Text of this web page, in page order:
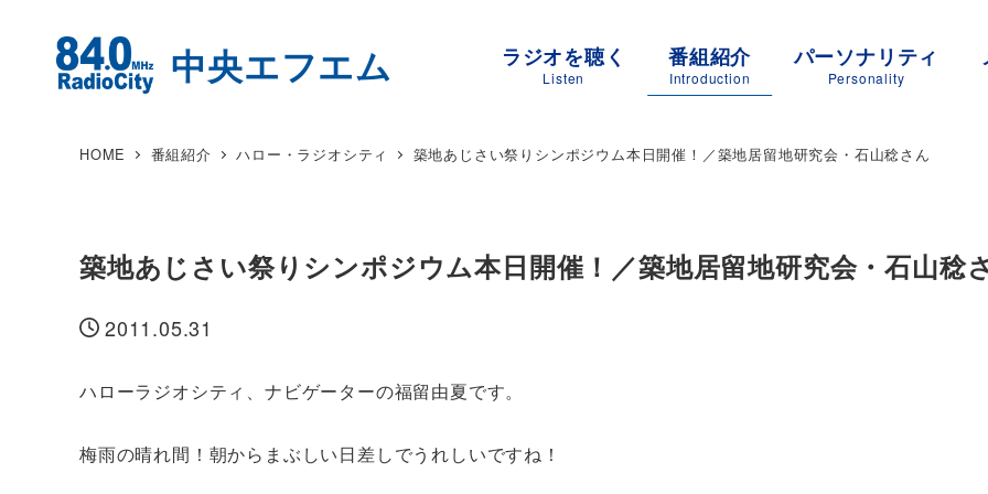
ラジオを聴く
Listen
番組紹介
Introduction
パーソナリティ
Personality
HOME 番組紹介 ハロー・ラジオシティ 築地あじさい祭りシンポジウム本日開催！／築地居留地研究会・石山稔さん
築地あじさい祭りシンポジウム本日開催！／築地居留地研究会・石山稔
投稿日
2011.05.31
ハローラジオシティ、ナビゲーターの福留由夏です。
梅雨の晴れ間！朝からまぶしい日差しでうれしいですね！